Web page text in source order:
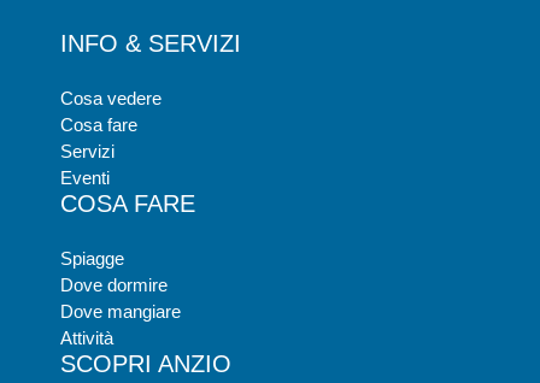
INFO & SERVIZI
Cosa vedere
Cosa fare
Servizi
Eventi
COSA FARE
Spiagge
Dove dormire
Dove mangiare
Attività
SCOPRI ANZIO